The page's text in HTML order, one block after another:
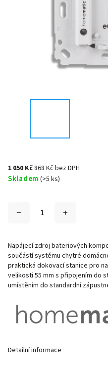
1 050 Kč868 Kč bez DPH
Skladem (>5 ks)
Napájecí zdroj bateriových
součástí systému chytré
praktická dokovací stanice pro
velikosti 55 mm s připojením do
umístěním do standardní
Detailní informace